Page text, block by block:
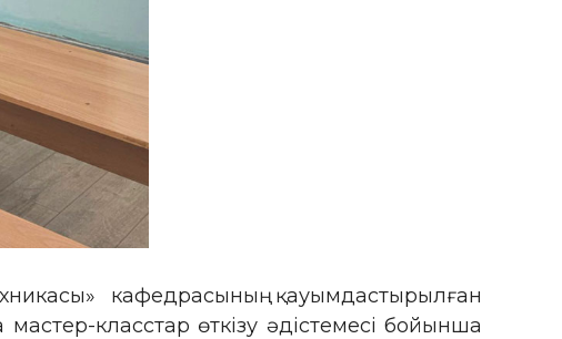
кафедрасының қауымдастырылған
класстар өткізу әдістемесі бойынша